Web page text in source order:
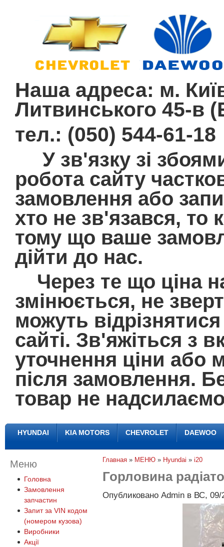
Наша адреса: м.
Литвинського 45-в
тел.: (050) 544-61-18
У зв'язку зі
робота сайту
замовлення або
хто не зв'язався, то
тому що ваше
дійти до нас.
Через те що ціна
змінюється, не
можуть
сайті. Зв'яжіться з
уточнення ціни або
після замовлення.
товар не
HYUNDAI KIA MOTORS CHEVROLET DAEWOO
Меню
Головна
Замовлення
запчастин
Запит за VIN кодом
(номером кузова)
Виробники
Акції
Главная » МЕНЮ » Hyundai » i20
Горловина
Опубликовано Admin в ВС, 09/